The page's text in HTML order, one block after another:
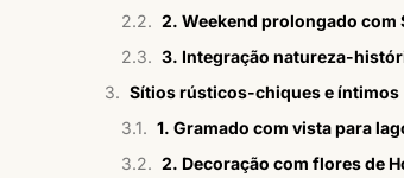
2. Weekend prolongado com
3. Integração natureza-
Sítios rústicos-chiques e íntimos
1. Gramado com vista para
2. Decoração com flores de